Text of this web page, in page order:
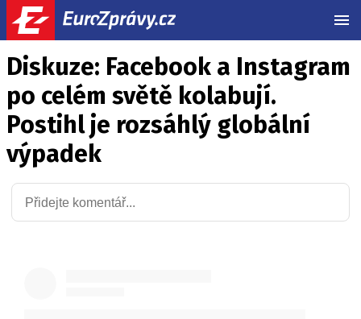
Diskuze: Facebook a Instagram
po celém světě kolabují.
Postihl je rozsáhlý globální
výpadek